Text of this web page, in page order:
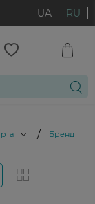
UA RU
/ Бренд: